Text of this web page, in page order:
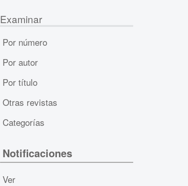
Examinar
Por número
Por autor
Por título
Otras revistas
Categorías
Notificaciones
Ver